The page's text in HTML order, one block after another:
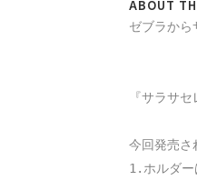
ABOUT
ゼブラか
『サラサ
今回発売さ
1.ホルダー